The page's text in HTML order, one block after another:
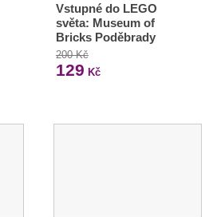
Vstupné do LEGO
světa: Museum of
Bricks Poděbrady
200 Kč
129 Kč